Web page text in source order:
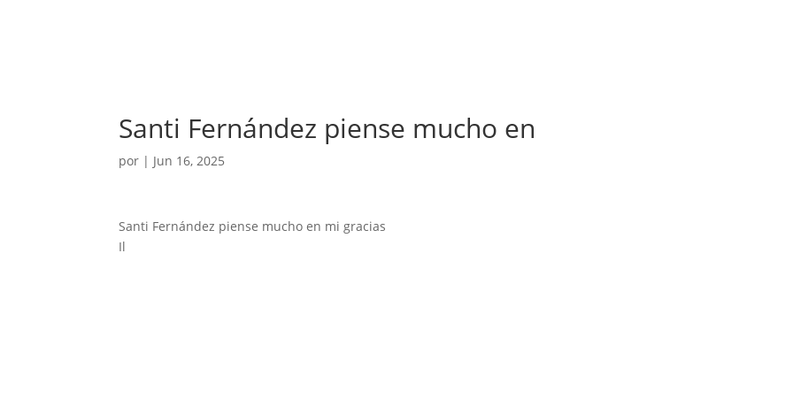
Santi Fernández piense mucho en
por | Jun 16, 2025
Santi Fernández piense mucho en mi gracias
Il